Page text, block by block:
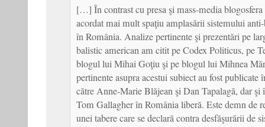
[…] În contrast cu presa şi mass-media blogosfera
acordat mai mult spaţiu amplasării sistemului
în România. Analize pertinente şi prezentări pe
balistic american am citit pe Codex Politicus, pe
blogul lui Mihai Goţiu şi pe blogul lui Mihnea
pertinente asupra acestui subiect au fost publicate
către Anne-Marie Blăjean şi Dan Tapalagă, dar şi
Tom Gallagher în România liberă. Este demn de
unei tabere care se declară contra desfăşurării de